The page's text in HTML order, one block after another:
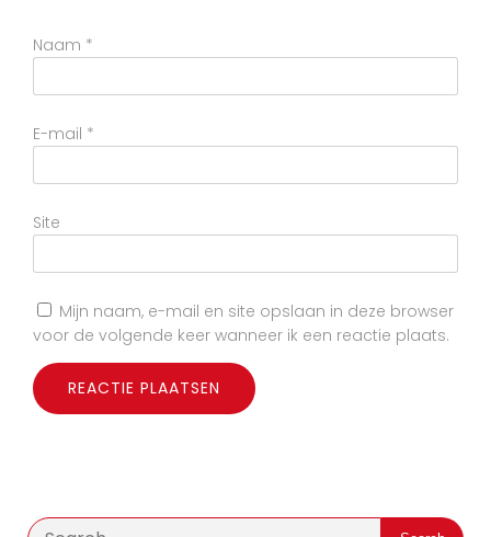
Naam *
E-mail *
Site
Mijn naam, e-mail en site opslaan in deze browser
voor de volgende keer wanneer ik een reactie plaats.